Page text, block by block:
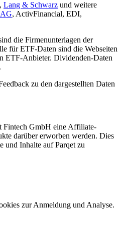
, Lang & Schwarz und weitere
, ActivFinancial, EDI,
die Firmenunterlagen der
für ETF-Daten sind die Webseiten
ETF-Anbieter. Dividenden-Daten
zu den dargestellten Daten
Fintech GmbH eine Affiliate-
darüber erworben werden. Dies
und Inhalte auf Parqet zu
zur Anmeldung und Analyse.